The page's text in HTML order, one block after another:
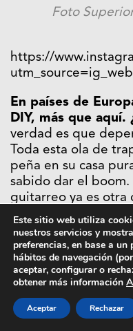
Foto
https://
En países de
DIY, más que
verdad es que
Toda esta ola de
peña en su casa
sabido dar el boom.
guitarreo ya es otra
¿Crees que el
manteniendo
interesante?
ser curioso es un
enseñarle a
en un cuarto de
primarios y aun así
Este sitio web utiliza
nuestros servicios y
preferencias, en base a
hábitos de navegación
aceptar, configurar o
obtener más información
Aceptar Rechazar